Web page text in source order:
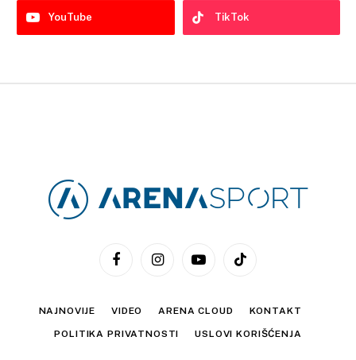
YouTube TikTok
FacebookInstagramYouTubeTikTok
NAJNOVIJE VIDEO ARENA CLOUD KONTAKT
POLITIKA PRIVATNOSTI USLOVI KORIŠĆENJA